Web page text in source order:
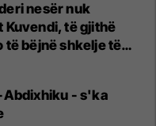
nesër nuk
Kuvendi, të gjithë
të bëjnë shkelje të
Abdixhiku - s'ka